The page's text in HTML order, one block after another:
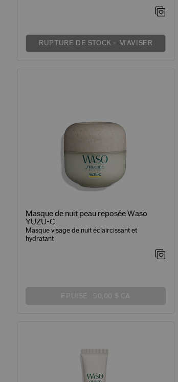
RUPTURE DE STOCK – M'AVISER
Masque de nuit peau reposée Waso
YUZU-C
Masque visage de nuit éclaircissant et
hydratant
ÉPUISÉ 50,00 $ CA